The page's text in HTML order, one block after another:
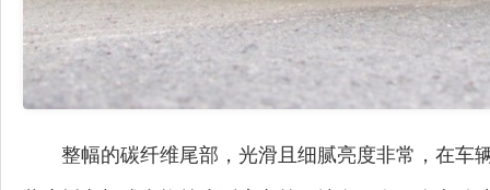
整幅的碳纤维尾部，光滑且细腻亮度非常，在车